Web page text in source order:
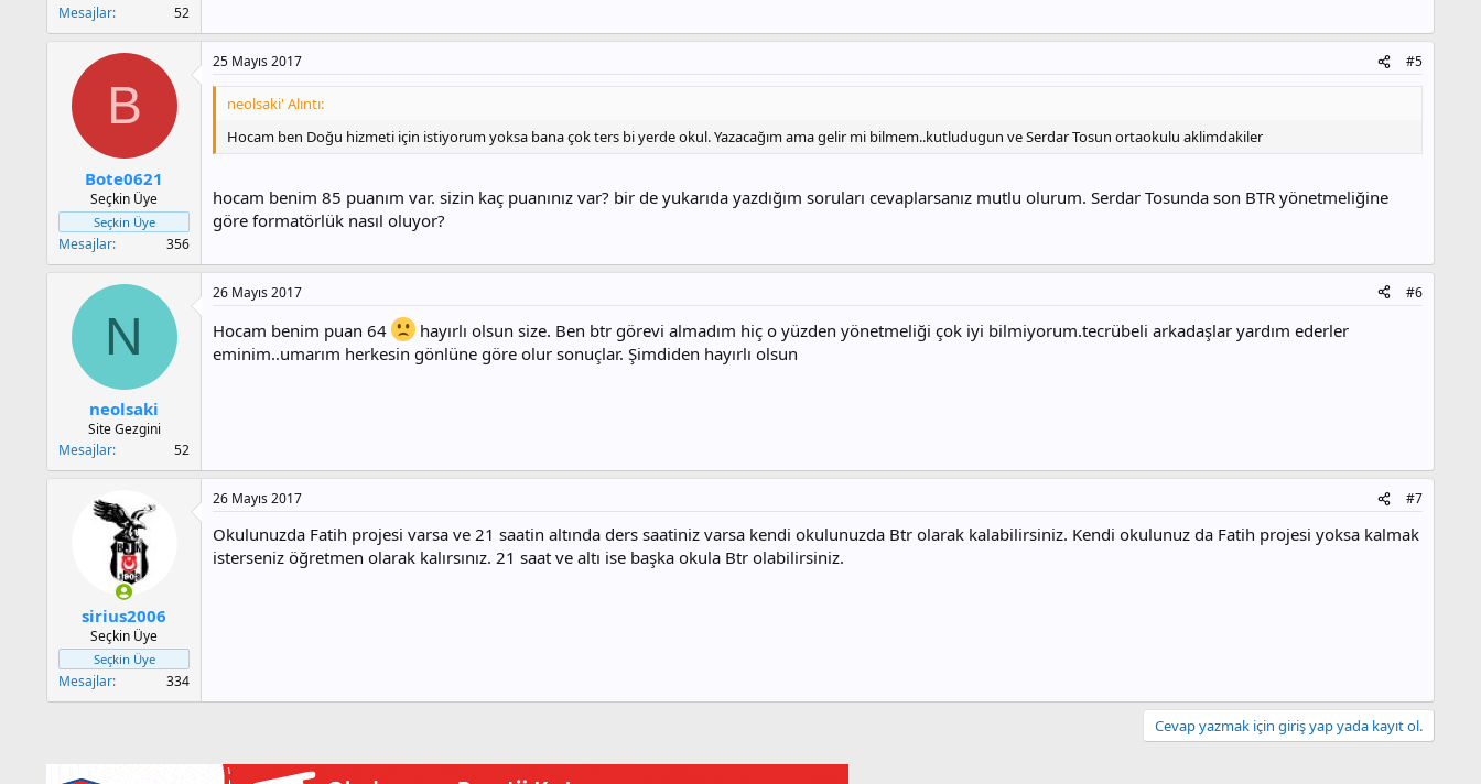
Mesajlar
52
B
Bote0621
Seçkin Üye
Seçkin Üye
Mesajlar 356
25 Mayıs 2017 #5
neolsaki' Alıntı:
Hocam ben Doğu hizmeti için istiyorum yoksa bana çok ters bi yerde okul. Yazacağım ama gelir mi bilmem..kutludugun ve Serdar Tosun ortaokulu aklimdakiler
hocam benim 85 puanım var. sizin kaç puanınız var? bir de yukarıda yazdığım soruları cevaplarsanız mutlu olurum. Serdar Tosunda son BTR yönetmeliğine
göre formatörlük nasıl oluyor?
N
neolsaki
Site Gezgini
Mesajlar
52
26 Mayıs 2017 #6
Hocam benim puan 64
hayırlı olsun size. Ben btr görevi almadım hiç o yüzden yönetmeliği çok iyi bilmiyorum.tecrübeli arkadaşlar yardım ederler
eminim..umarım herkesin gönlüne göre olur sonuçlar. Şimdiden hayırlı olsun
sirius2006
Seçkin Üye
Seçkin Üye
Mesajlar 334
26 Mayıs 2017 #7
Okulunuzda Fatih projesi varsa ve 21 saatin altında ders saatiniz varsa kendi okulunuzda Btr olarak kalabilirsiniz. Kendi okulunuz da Fatih projesi yoksa kalmak
isterseniz öğretmen olarak kalırsınız. 21 saat ve altı ise başka okula Btr olabilirsiniz.
Cevap yazmak için giriş yap yada kayıt ol.